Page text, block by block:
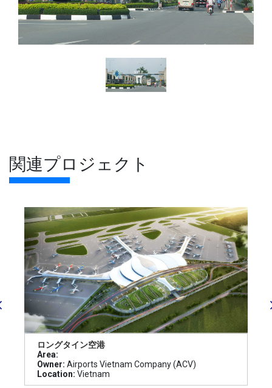
関連プロジェクト
ロングタイン空港
Area:
Owner: Airports Vietnam Company (ACV)
Location: Vietnam